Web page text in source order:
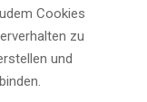
Cookies
zu
und